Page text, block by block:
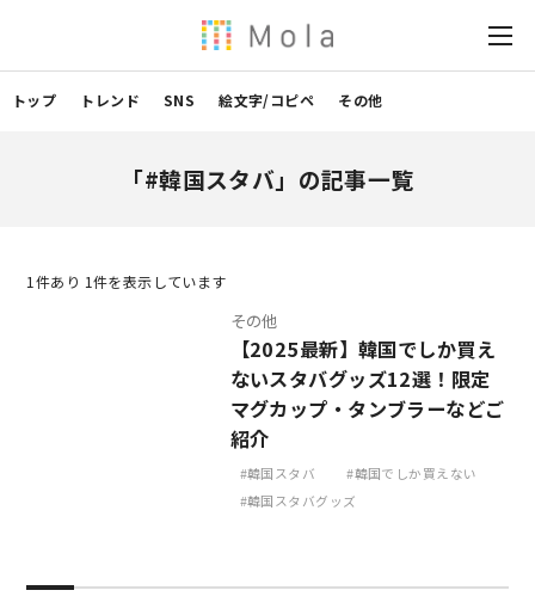
トップ トレンド SNS 絵文字/コピペ その他
「#韓国スタバ」の記事一覧
1 件あり 1件を表示しています
その他
【2025最新】韓国でしか買え
ないスタバグッズ12選！限定
マグカップ・タンブラーなどご
紹介
韓国スタバ
韓国でしか買えない
韓国スタバグッズ